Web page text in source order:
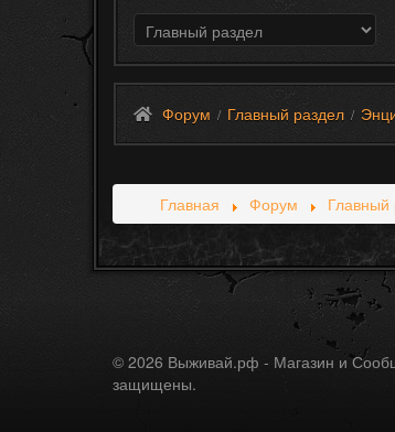
Форум / Главный раздел /
Главная Форум Главный
© 2026 Выживай.рф - Магазин и
защищены.